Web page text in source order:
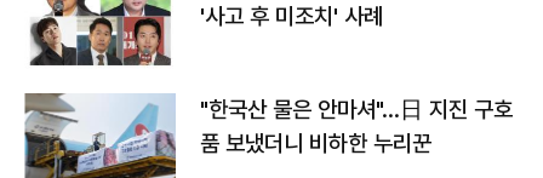
'사고 후 미조치' 사례
"한국산 물은 안마셔"…日 지진 구호
품 보냈더니 비하한 누리꾼